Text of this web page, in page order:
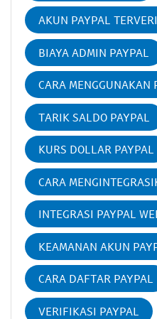
AKUN PAYPAL
BIAYA ADMIN PAYPAL
CARA MENGGUNAKAN
TARIK SALDO PAYPAL
KURS DOLLAR PAYPAL
CARA
INTEGRASI PAYPAL
KEAMANAN AKUN
CARA DAFTAR PAYPAL
VERIFIKASI PAYPAL